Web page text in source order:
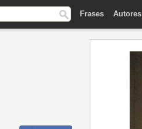
Frases Autores